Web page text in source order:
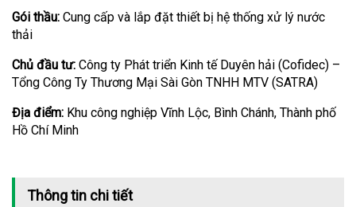
Gói thầu: Cung cấp và lắp đặt thiết bị hệ thống xử lý nước
thải
Chủ đầu tư: Công ty Phát triển Kinh tế Duyên hải (Cofidec) –
Tổng Công Ty Thương Mại Sài Gòn TNHH MTV (SATRA)
Địa điểm: Khu công nghiệp Vĩnh Lộc, Bình Chánh, Thành phố
Hồ Chí Minh
Thông tin chi tiết